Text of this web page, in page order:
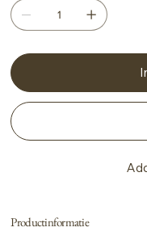
Productinformatie